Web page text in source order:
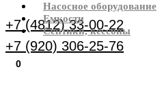
+7 (4812) 33-00-22
+7 (920) 306-25-76
0
Насосное оборудование
Емкости
Септики, кессоны